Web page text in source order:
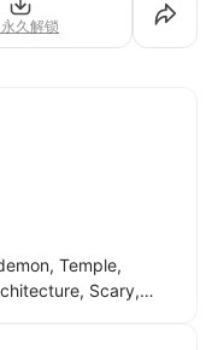
久解锁
Temple,
Scary,